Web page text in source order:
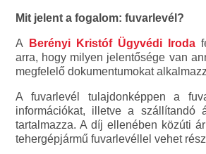
Mit jelent a fogalom: fuvarlevél?
A Berényi Kristóf Ügyvédi Iroda
arra, hogy milyen jelentősége van
megfelelő dokumentumokat
A fuvarlevél tulajdonképpen a
információkat, illetve a szállítandó
tartalmazza. A díj ellenében közúti
tehergépjármű fuvarlevéllel vehet